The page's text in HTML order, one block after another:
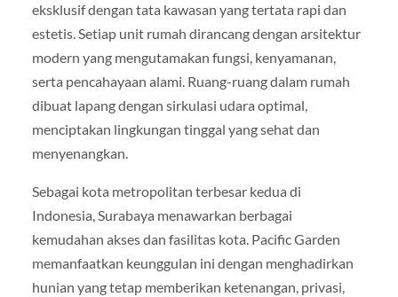
eksklusif dengan tata kawasan yang tertata rapi dan
estetis. Setiap unit rumah dirancang dengan arsitektur
modern yang mengutamakan fungsi, kenyamanan,
serta pencahayaan alami. Ruang-ruang dalam rumah
dibuat lapang dengan sirkulasi udara optimal,
menciptakan lingkungan tinggal yang sehat dan
menyenangkan.
Sebagai kota metropolitan terbesar kedua di
Indonesia, Surabaya menawarkan berbagai
kemudahan akses dan fasilitas kota. Pacific Garden
memanfaatkan keunggulan ini dengan menghadirkan
hunian yang tetap memberikan ketenangan, privasi,